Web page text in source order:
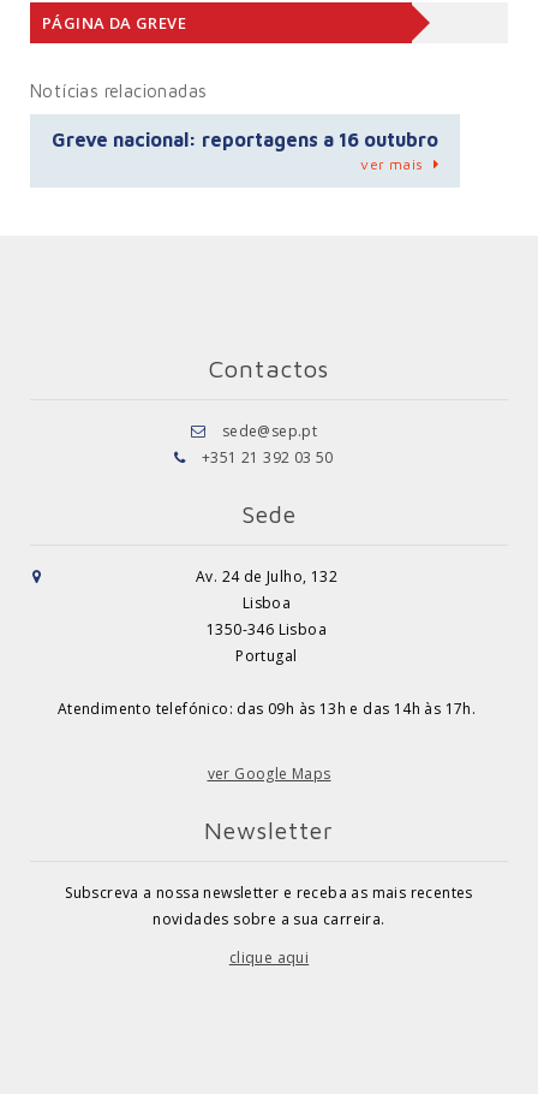
PÁGINA DA GREVE
Notícias relacionadas
Greve nacional: reportagens a 16 outubro
ver mais
Contactos
sede@sep.pt
+351 21 392 03 50
Sede
Av. 24 de Julho, 132
Lisboa
1350-346 Lisboa
Portugal
Atendimento telefónico: das 09h às 13h e das 14h às 17h.
ver Google Maps
Newsletter
Subscreva a nossa newsletter e receba as mais recentes
novidades sobre a sua carreira.
clique aqui